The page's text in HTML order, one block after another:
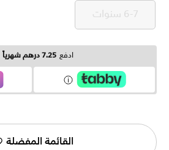
6-7 سنوات 6-7 سنوات
ادفع 7.25 درهم شهرياً
القائمة المفضلة